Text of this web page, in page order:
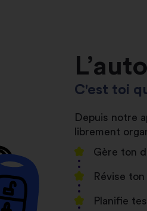
C'est toi
Depuis notre
librement
Gère ton
Révise
Planifie